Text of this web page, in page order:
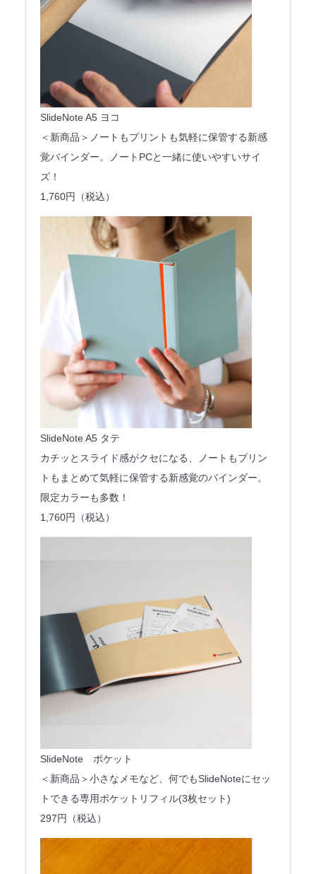
SlideNote A5 ヨコ
＜新商品＞ノートもプリントも気軽に保管する新感
覚バインダー。ノートPCと一緒に使いやすいサイ
ズ！
1,760円（税込）
SlideNote A5 タテ
カチッとスライド感がクセになる、ノートもプリン
トもまとめて気軽に保管する新感覚のバインダー。
限定カラーも多数！
1,760円（税込）
SlideNote ポケット
＜新商品＞小さなメモなど、何でもSlideNoteにセッ
トできる専用ポケットリフィル(3枚セット)
297円（税込）